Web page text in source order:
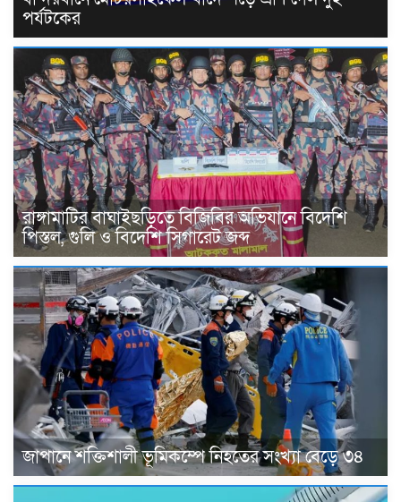
পর্যটকের
রাঙ্গামাটির বাঘাইছড়িতে বিজিবির অভিযানে বিদেশি
পিস্তল, গুলি ও বিদেশি সিগারেট জব্দ
জাপানে শক্তিশালী ভূমিকম্পে নিহতের সংখ্যা বেড়ে ৩৪